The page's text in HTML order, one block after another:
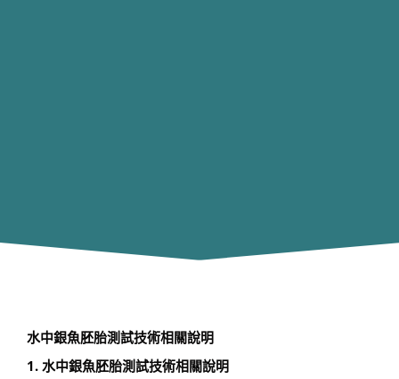
水中銀魚胚胎測試技術相關說明
1. 水中銀魚胚胎測試技術相關說明